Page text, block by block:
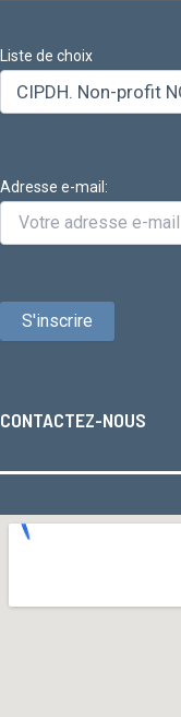
Liste de choix
Adresse e-mail:
CONTACTEZ-NOUS